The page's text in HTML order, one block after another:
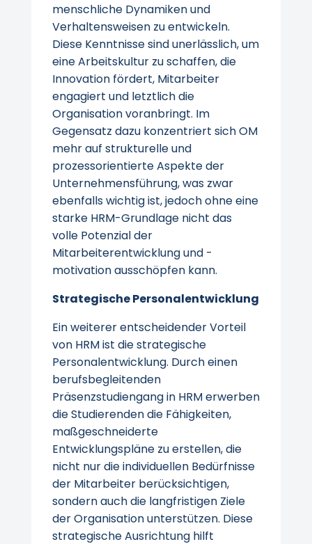
menschliche Dynamiken und
Verhaltensweisen zu entwickeln.
Diese Kenntnisse sind unerlässlich, um
eine Arbeitskultur zu schaffen, die
Innovation fördert, Mitarbeiter
engagiert und letztlich die
Organisation voranbringt. Im
Gegensatz dazu konzentriert sich OM
mehr auf strukturelle und
prozessorientierte Aspekte der
Unternehmensführung, was zwar
ebenfalls wichtig ist, jedoch ohne eine
starke HRM-Grundlage nicht das
volle Potenzial der
Mitarbeiterentwicklung und -
motivation ausschöpfen kann.
Strategische Personalentwicklung
Ein weiterer entscheidender Vorteil
von HRM ist die strategische
Personalentwicklung. Durch einen
berufsbegleitenden
Präsenzstudiengang in HRM erwerben
die Studierenden die Fähigkeiten,
maßgeschneiderte
Entwicklungspläne zu erstellen, die
nicht nur die individuellen Bedürfnisse
der Mitarbeiter berücksichtigen,
sondern auch die langfristigen Ziele
der Organisation unterstützen. Diese
strategische Ausrichtung hilft